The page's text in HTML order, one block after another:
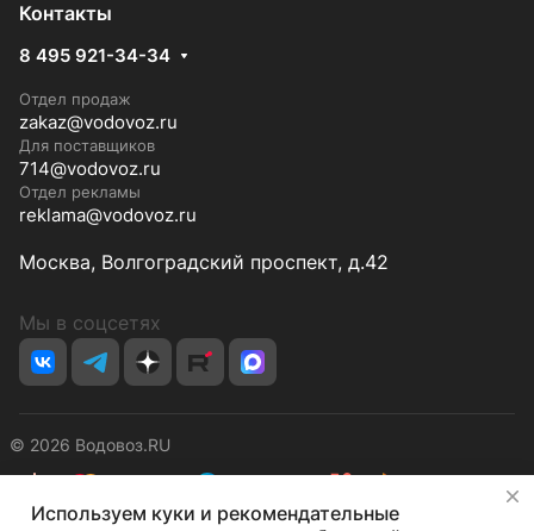
Контакты
8 495 921-34-34
Отдел продаж
zakaz@vodovoz.ru
Для поставщиков
714@vodovoz.ru
Отдел рекламы
reklama@vodovoz.ru
Москва, Волгоградский проспект, д.42
Мы в соцсетях
© 2026 Водовоз.RU
КонфиденциальностьОферта
Используем куки и рекомендательные